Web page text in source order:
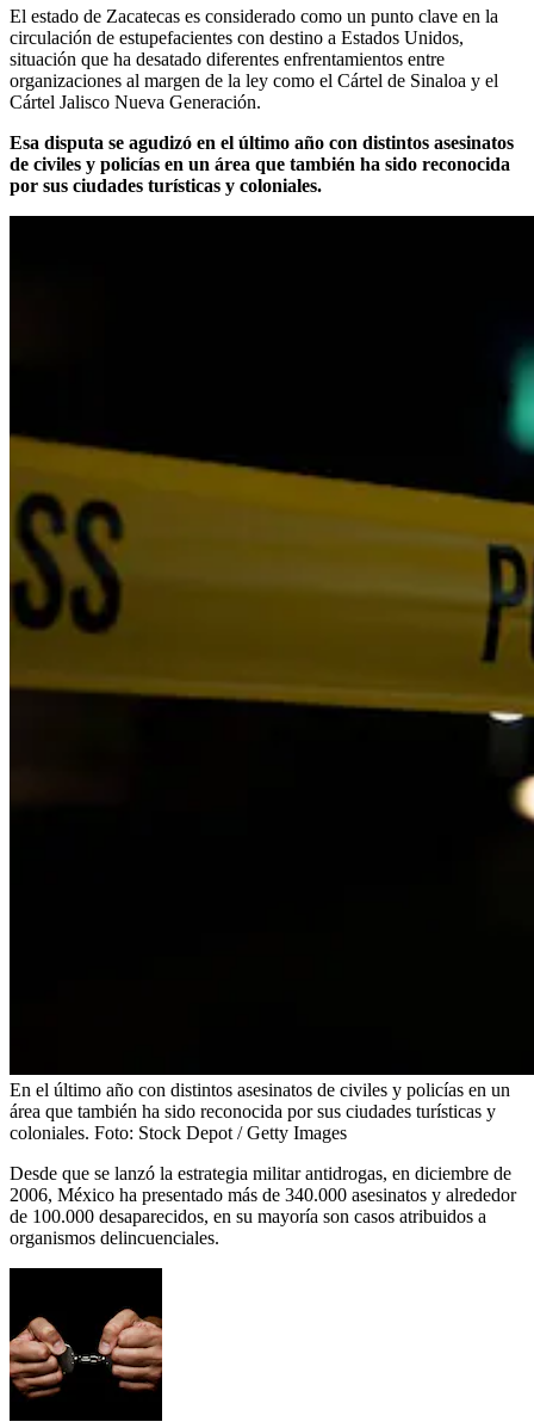
El estado de Zacatecas es considerado como un punto clave en la
circulación de estupefacientes con destino a Estados Unidos,
situación que ha desatado diferentes enfrentamientos entre
organizaciones al margen de la ley como el Cártel de Sinaloa y el
Cártel Jalisco Nueva Generación.
Esa disputa se agudizó en el último año con distintos asesinatos
de civiles y policías en un área que también ha sido reconocida
por sus ciudades turísticas y coloniales.
En el último año con distintos asesinatos de civiles y policías en un
área que también ha sido reconocida por sus ciudades turísticas y
coloniales. Foto: Stock Depot / Getty Images
Desde que se lanzó la estrategia militar antidrogas, en diciembre de
2006, México ha presentado más de 340.000 asesinatos y alrededor
de 100.000 desaparecidos, en su mayoría son casos atribuidos a
organismos delincuenciales.